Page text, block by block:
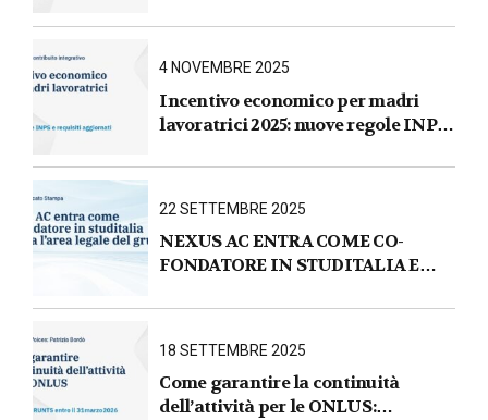
fiscali, tributarie, contributive e per
4 NOVEMBRE 2025
Incentivo economico per madri
lavoratrici 2025: nuove regole INPS
22 SETTEMBRE 2025
NEXUS AC ENTRA COME CO-
FONDATORE IN STUDITALIA E
GRUPPO
18 SETTEMBRE 2025
Come garantire la continuità
dell’attività per le ONLUS :